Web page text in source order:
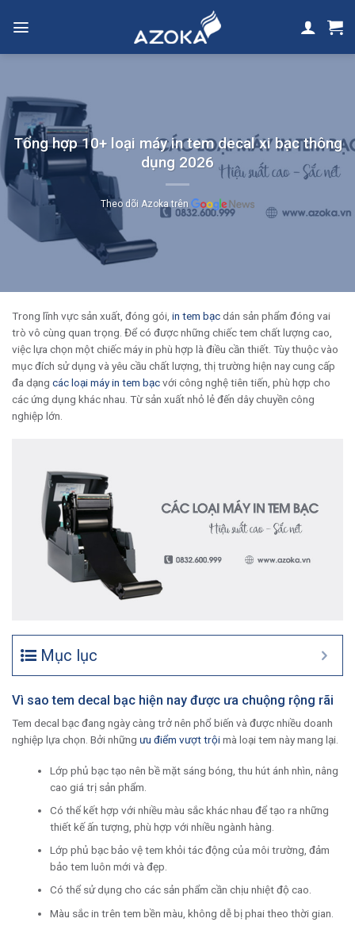
Tổng hợp 10+ loại máy in tem decal xi bạc thông
dụng 2026
Theo dõi Azoka trên
Trong lĩnh vực sản xuất, đóng gói, in tem bạcdán sản phẩm đóng vai
trò vô cùng quan trọng. Để có được những chiếc tem chất lượng cao,
việc lựa chọn một chiếc máy in phù hợp là điều cần thiết. Tùy thuộc vào
mục đích sử dụng và yêu cầu chất lượng, thị trường hiện nay cung cấp
đa dạng các loại máy in tem bạcvới công nghệ tiên tiến, phù hợp cho
các ứng dụng khác nhau. Từ sản xuất nhỏ lẻ đến dây chuyền công
nghiệp lớn.
Mục lục
Vì sao tem decal bạc hiện nay được ưa chuộng rộng rãi
Tem decal bạc đang ngày càng trở nên phổ biến và được nhiều doanh
nghiệp lựa chọn. Bởi những ưu điểm vượt trộimà loại tem này mang lại.
Lớp phủ bạc tạo nên bề mặt sáng bóng, thu hút ánh nhìn, nâng
cao giá trị sản phẩm.
Có thể kết hợp với nhiều màu sắc khác nhau để tạo ra những
thiết kế ấn tượng, phù hợp với nhiều ngành hàng.
Lớp phủ bạc bảo vệ tem khỏi tác động của môi trường, đảm
bảo tem luôn mới và đẹp.
Có thể sử dụng cho các sản phẩm cần chịu nhiệt độ cao.
Màu sắc in trên tem bền màu, không dễ bị phai theo thời gian.